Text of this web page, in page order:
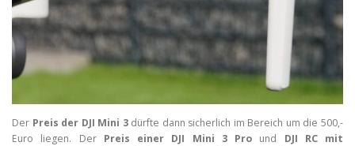
Der Preis der DJI Mini 3dürfte dann sicherlich im Bereich um die 500,-
Euro liegen. Der Preis einer DJI Mini 3 Pro und DJI RC mit